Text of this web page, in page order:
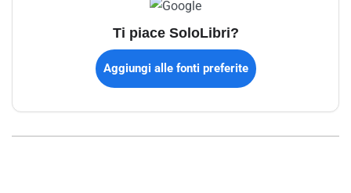
Ti piace SoloLibri?
Aggiungi alle fonti preferite